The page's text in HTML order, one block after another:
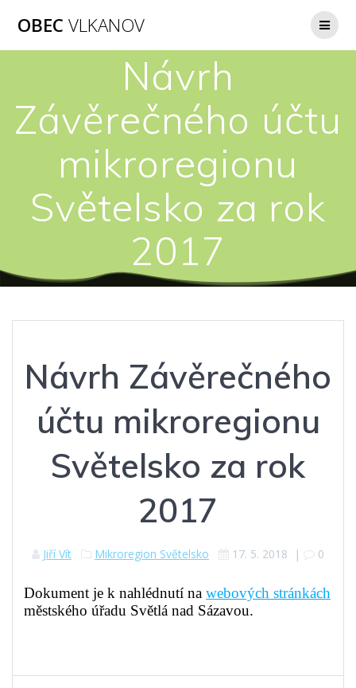
OBEC VLKANOV
Návrh
Závěrečného účtu
mikroregionu
Světelsko za rok
2017
Návrh Závěrečného
účtu mikroregionu
Světelsko za rok
2017
Jiří Vít Mikroregion Světelsko 17. 5. 2018 | 0
Dokument je k nahlédnutí na webových stránkách
městského úřadu Světlá nad Sázavou.